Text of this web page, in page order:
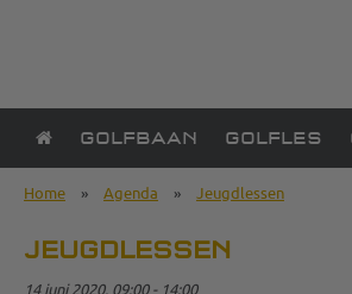
GOLFBAAN GOLFLES
Home » Agenda » Jeugdlessen
JEUGDLESSEN
14 juni 2020, 09:00 - 14:00